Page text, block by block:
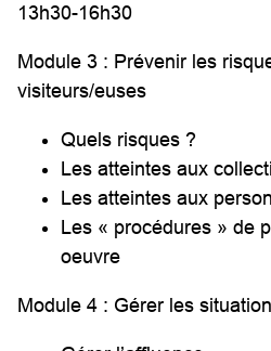
13h30-16h30
Module 3 : Prévenir les
visiteurs/euses
Quels risques ?
Les atteintes aux
Les atteintes aux
Les « procédures » de
oeuvre
Module 4 : Gérer les